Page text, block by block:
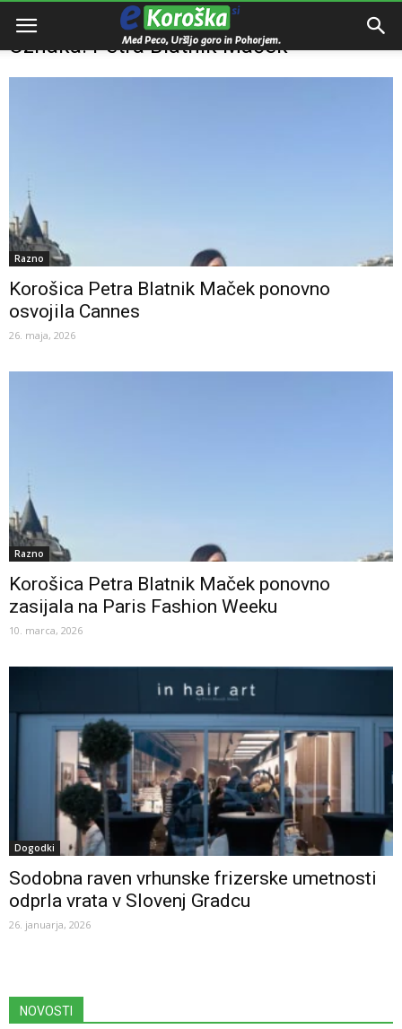
Domov Petra Blatnik Maček
Oznaka: Petra Blatnik Maček
Razno
Korošica Petra Blatnik Maček ponovno
osvojila Cannes
26. maja, 2026
Razno
Korošica Petra Blatnik Maček ponovno
zasijala na Paris Fashion Weeku
10. marca, 2026
Dogodki
Sodobna raven vrhunske frizerske umetnosti
odprla vrata v Slovenj Gradcu
26. januarja, 2026
NOVOSTI